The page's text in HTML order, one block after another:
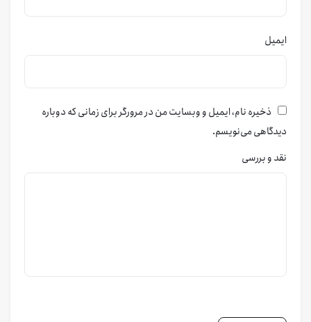
ایمیل
ذخیره نام، ایمیل و وبسایت من در مرورگر برای زمانی که دوباره
دیدگاهی می‌نویسم.
نقد و بررسی